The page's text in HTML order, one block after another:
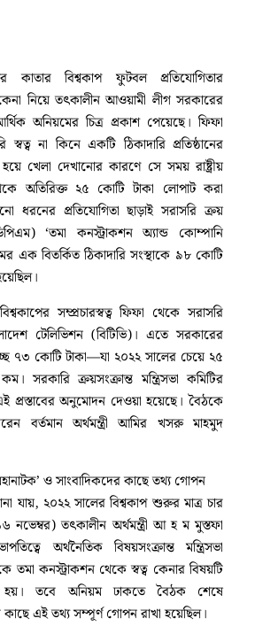
কাতার বিশ্বকাপ ফুটবল প্রতিযোগিতার
কেনা নিয়ে তৎকালীন আওয়ামী লীগ সরকারের
অনিয়মের চিত্র প্রকাশ পেয়েছে। ফিফা
স্বত্ব না কিনে একটি ঠিকাদারি প্রতিষ্ঠানের
হয়ে খেলা দেখানোর কারণে সে সময় রাষ্ট্রীয়
অতিরিক্ত ২৫ কোটি টাকা লোপাট করা
ধরনের প্রতিযোগিতা ছাড়াই সরাসরি ক্রয়
‘তমা কনস্ট্রাকশন অ্যান্ড কোম্পানি
এক বিতর্কিত ঠিকাদারি সংস্থাকে ৯৮ কোটি
সম্প্রচারস্বত্ব ফিফা থেকে সরাসরি
টেলিভিশন (বিটিভি)। এতে সরকারের
৭৩ কোটি টাকা—যা ২০২২ সালের চেয়ে ২৫
সরকারি ক্রয়সংক্রান্ত মন্ত্রিসভা কমিটির
অনুমোদন দেওয়া হয়েছে। বৈঠকে
বর্তমান অর্থমন্ত্রী আমির খসরু মাহমুদ
ও সাংবাদিকদের কাছে তথ্য গোপন
যায়, ২০২২ সালের বিশ্বকাপ শুরুর মাত্র চার
তৎকালীন অর্থমন্ত্রী আ হ ম মুস্তফা
অর্থনৈতিক বিষয়সংক্রান্ত মন্ত্রিসভা
তমা কনস্ট্রাকশন থেকে স্বত্ব কেনার বিষয়টি
হয়। তবে অনিয়ম ঢাকতে বৈঠক শেষে
কাছে এই তথ্য সম্পূর্ণ গোপন রাখা হয়েছিল।